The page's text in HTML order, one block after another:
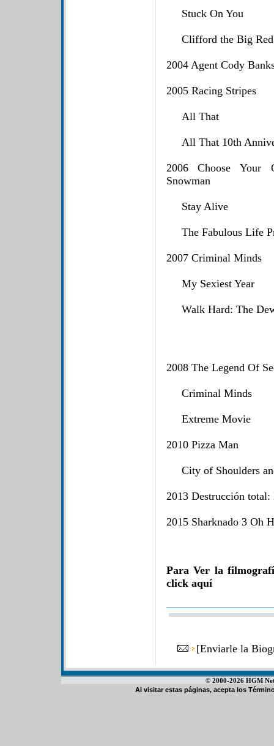
Stuck On You
Clifford the Big Red
2004 Agent Cody
2005 Racing Stripes
All That
All That 10th
2006 Choose Your
Snowman
Stay Alive
The Fabulous Life
2007 Criminal Minds
My Sexiest
Walk Hard: The
2008 The Legend Of
Criminal
Extreme Movie
2010 Pizza Man
City of Shoulders
2013 Destrucción
2015 Sharknado 3
Para Ver la
click aquí
[Enviarle la
© 2000-2026 HGM
Al visitar estas páginas, acepta los